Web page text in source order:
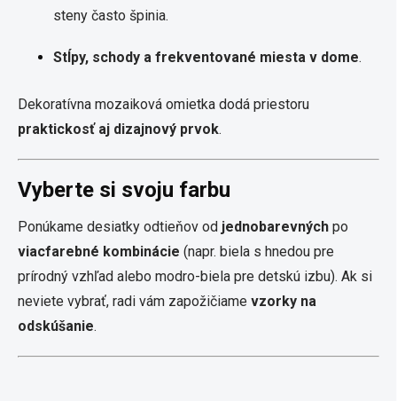
steny často špinia.
Stĺpy, schody a frekventované miesta v dome.
Dekoratívna mozaiková omietka dodá priestoru
praktickosť aj dizajnový prvok.
Vyberte si svoju farbu
Ponúkame desiatky odtieňov od jednobarevných po
viacfarebné kombinácie (napr. biela s hnedou pre
prírodný vzhľad alebo modro-biela pre detskú izbu). Ak si
neviete vybrať, radi vám zapožičiame vzorky na
odskúšanie.